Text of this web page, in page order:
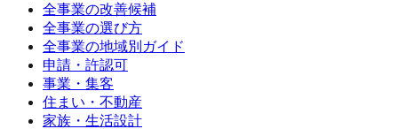
全事業の改善候補
全事業の選び方
全事業の地域別ガイド
申請・許認可
事業・集客
住まい・不動産
家族・生活設計